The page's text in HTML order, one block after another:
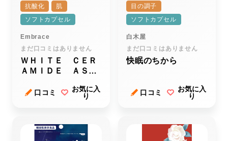
抗酸化
肌
ソフトカプセル
Embrace
まだ口コミはありません
ＷＨＩＴＥ ＣＥＲ
ＡＭＩＤＥ ＡＳＴ
トセラミド アスタ
口コミ
お気に入
り
目の調子
ソフトカプセル
白木屋
まだ口コミはありません
快眠のちから
口コミ
お気に入
り